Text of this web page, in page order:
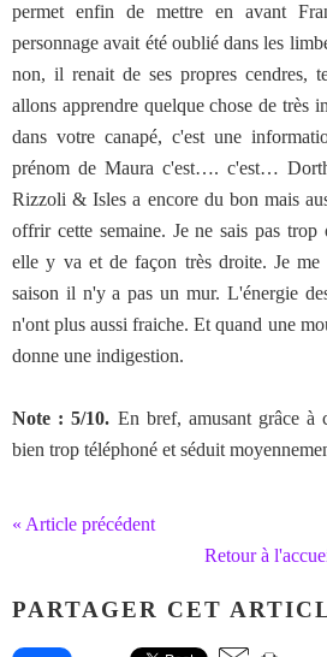
permet enfin de mettre en avant
personnage avait été oublié dans les
non, il renait de ses propres cendres,
allons apprendre quelque chose de très
dans votre canapé, c'est une
prénom de Maura c'est…. c'est…
Rizzoli & Isles a encore du bon mais
offrir cette semaine. Je ne sais pas
elle y va et de façon très droite. Je
saison il n'y a pas un mur. L'énergie
n'ont plus aussi fraiche. Et quand une
donne une indigestion.
Note : 5/10. En bref, amusant grâce à
bien trop téléphoné et séduit
« Article précédent
Retour à
PARTAGER CET